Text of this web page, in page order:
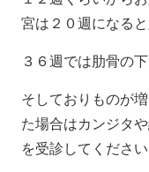
宮は２０週になる
３６週では肋骨の
そしておりものが
た場合はカンジタ
を受診してください